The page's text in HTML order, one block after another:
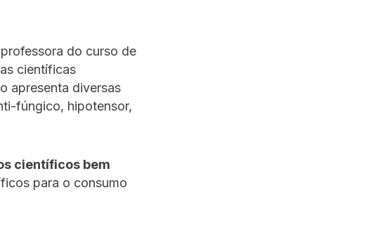
do curso de
científicas
apresenta diversas
fúngico, hipotensor,
científicos bem
para o consumo